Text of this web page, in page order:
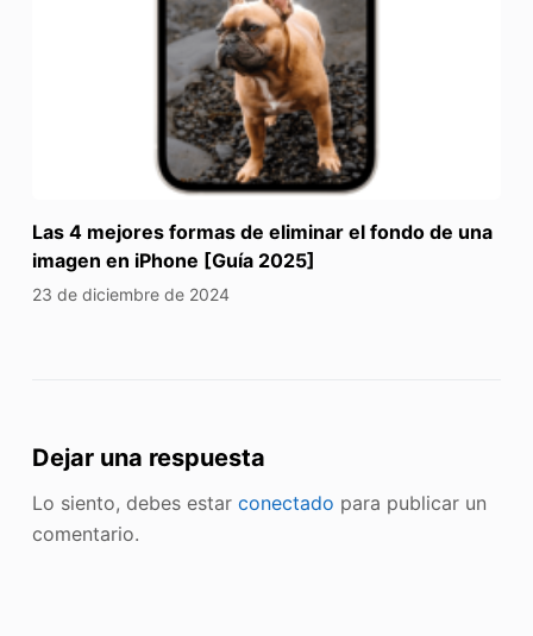
Las 4 mejores formas de eliminar el fondo de una
imagen en iPhone [Guía 2025]
23 de diciembre de 2024
Dejar una respuesta
Lo siento, debes estar conectado para publicar un
comentario.